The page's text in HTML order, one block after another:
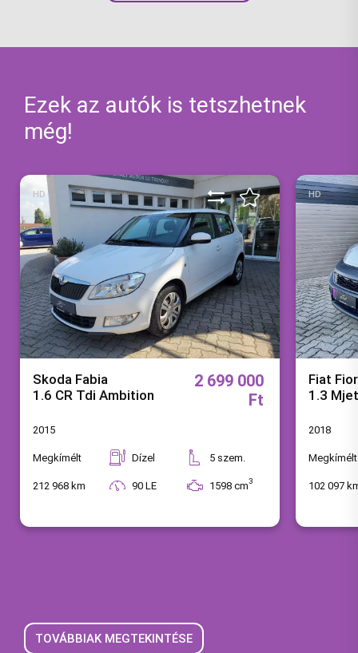
Ezek az autók is tetszhetnek
még!
HD
Skoda Fabia
1.6 CR Tdi Ambition
2 699 000
Ft
2015
Megkímélt
212 968 km
Dízel
90 LE
5 szem.
1598 cm3
HD
Fiat
1.3
2018
Megkímélt
102 097
TOVÁBBIAK MEGTEKINTÉSE